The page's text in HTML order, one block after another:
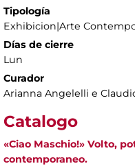
Tipología
Exhibicion|Arte
Días de cierre
Lun
Curador
Arianna Angelelli e
Catalogo
«Ciao Maschio!» Volto,
contemporaneo.